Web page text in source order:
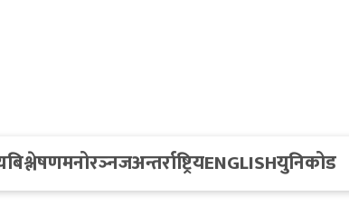
बिश्लेषणमनोरञ्नजअन्तर्राष्ट्रियENGLISHयुनिकोड